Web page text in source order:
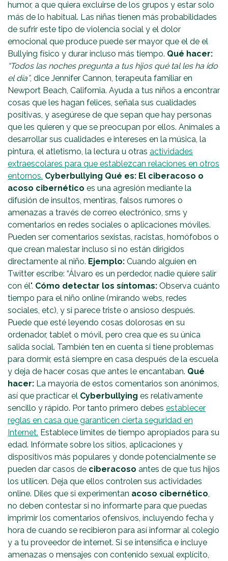
humor, a que quiera excluirse de los grupos y estar solo
más de lo habitual. Las niñas tienen más probabilidades
de sufrir este tipo de violencia social y el dolor
emocional que produce puede ser mayor que el de el
Bullying físico y durar incluso más tiempo. Qué hacer:
“Todos las noches pregunta a tus hijos qué tal les ha ido
el día”, dice Jennifer Cannon, terapeuta familiar en
Newport Beach, California. Ayuda a tus niños a encontrar
cosas que les hagan felices, señala sus cualidades
positivas, y asegúrese de que sepan que hay personas
que les quieren y que se preocupan por ellos. Anímales a
desarrollar sus cualidades e intereses en la música, la
pintura, el atletismo, la lectura u otras actividades
extraescolares para que establezcan relaciones en otros
entornos. Cyberbullying Qué es: El ciberacoso o
acoso cibernético es una agresión mediante la
difusión de insultos, mentiras, falsos rumores o
amenazas a través de correo electrónico, sms y
comentarios en redes sociales o aplicaciones móviles.
Pueden ser comentarios sexistas, racistas, homófobos o
que crean malestar incluso si no están dirigidos
directamente al niño. Ejemplo: Cuando alguien en
Twitter escribe: “Álvaro es un perdedor, nadie quiere salir
con él". Cómo detectar los síntomas: Observa cuánto
tiempo para el niño online (mirando webs, redes
sociales, etc), y si parece triste o ansioso después.
Puede que esté leyendo cosas dolorosas en su
ordenador, tablet o móvil, pero crea que es su única
salida social. También ten en cuenta si tiene problemas
para dormir, está siempre en casa después de la escuela
y deja de hacer cosas que antes le encantaban. Qué
hacer: La mayoría de estos comentarios son anónimos,
así que practicar el Cyberbullying es relativamente
sencillo y rápido. Por tanto primero debes establecer
reglas en casa que garanticen cierta seguridad en
Internet. Establece límites de tiempo apropiados para su
edad. Infórmate sobre los sitios, aplicaciones y
dispositivos más populares y donde potencialmente se
pueden dar casos de ciberacoso antes de que tus hijos
los utilicen. Deja que ellos controlen sus actividades
online. Diles que si experimentan acoso cibernético,
no deben contestar si no informarte para que puedas
imprimir los comentarios ofensivos, incluyendo fecha y
hora de cuando se recibieron para así informar al colegio
y a tu proveedor de internet. Si se intensifica e incluye
amenazas o mensajes con contenido sexual explícito,